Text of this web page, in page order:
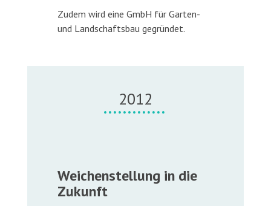
Zudem wird eine GmbH für Garten-
und Landschaftsbau gegründet.
2012
Weichenstellung in die
Zukunft